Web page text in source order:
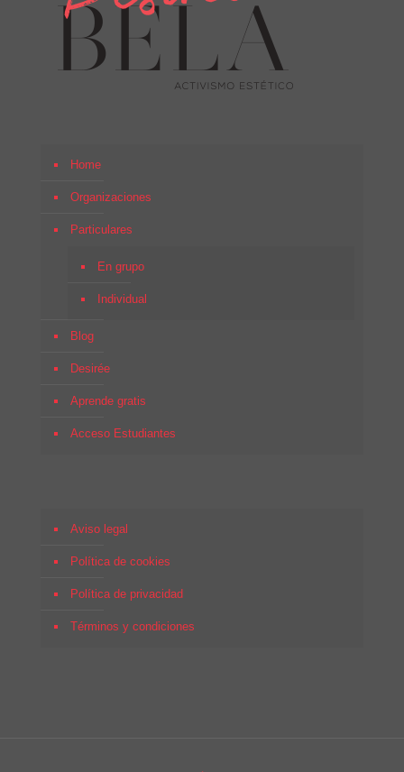
Home
Organizaciones
Particulares
En grupo
Individual
Blog
Desirée
Aprende gratis
Acceso Estudiantes
Aviso legal
Política de cookies
Política de privacidad
Términos y condiciones